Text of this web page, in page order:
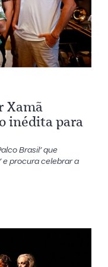
Xamã
inédita para
Brasil’ que
e procura celebrar a